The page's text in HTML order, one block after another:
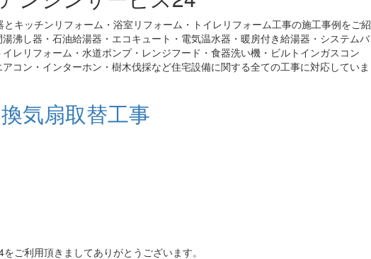
キッチンリフォーム・浴室リフォーム・トイレリフォーム工事の施工事例をご紹
沸し器・石油給湯器・エコキュート・電気温水器・暖房付き給湯器・システムバ
レリフォーム・水道ポンプ・レンジフード・食器洗い機・ビルトインガスコン
コン・インターホン・樹木伐採など住宅設備に関する全ての工事に対応していま
気扇取替工事
ご利用頂きましてありがとうございます。